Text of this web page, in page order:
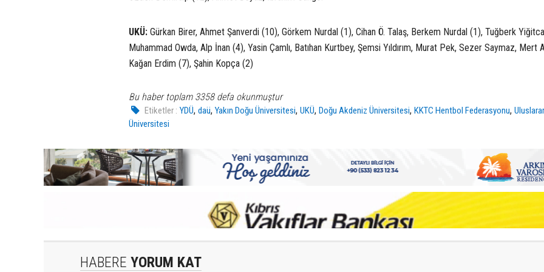
UKÜ: Gürkan Birer, Ahmet Şanverdi (10), Görkem Nurdal (1), Cihan Ö. Talaş, Berkem Nurdal (1), Tuğberk
Muhammad Owda, Alp İnan (4), Yasin Çamlı, Batıhan Kurtbey, Şemsi Yıldırım, Murat Pek, Sezer Saymaz, Mert
Kağan Erdim (7), Şahin Kopça (2)
Bu haber toplam 3358 defa okunmuştur
Etiketler : YDÜ,daü,Yakın Doğu Üniversitesi,UKÜ,Doğu Akdeniz Üniversitesi,KKTC Hentbol Federasyonu,
Üniversitesi
HABERE YORUM KAT